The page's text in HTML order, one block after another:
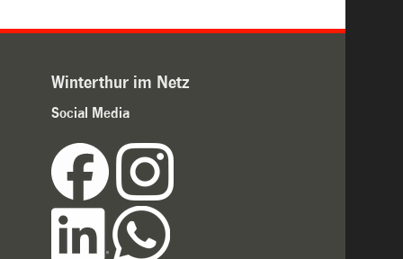
Winterthur im Netz
Social Media